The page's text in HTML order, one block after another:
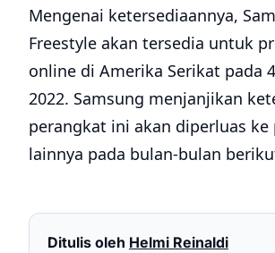
Mengenai ketersediaannya,
Freestyle akan tersedia untuk
online di Amerika Serikat pada
2022. Samsung menjanjikan
perangkat ini akan diperluas ke
lainnya pada bulan-bulan
Ditulis oleh Helmi Reinaldi